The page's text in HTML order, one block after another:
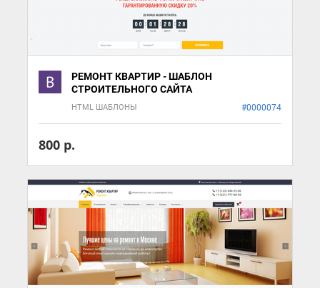
РЕМОНТ КВАРТИР - ШАБЛОН
СТРОИТЕЛЬНОГО САЙТА
HTML ШАБЛОНЫ #0000074
800 р.